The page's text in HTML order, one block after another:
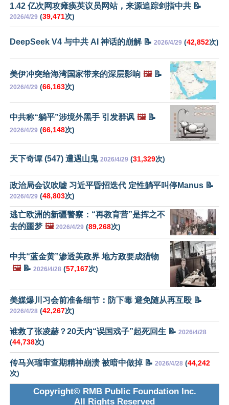
1.42 亿次网攻瘫痪英议员网站，来源追踪剑指中共 📝
2026/4/29 (39,471次)
DeepSeek V4 与中共 AI 神话的崩解 📝 2026/4/29 (42,852次)
美伊冲突给海湾国家带来的深层影响 🖼️📝
2026/4/29 (66,163次)
中共称“躺平”涉境外黑手 引发群讽 🖼️📝
2026/4/29 (66,148次)
天下奇谭 (547) 遭遇山鬼 2026/4/29 (31,329次)
政治局会议吹嘘 习近平昏招迭代 定性躺平叫停Manus 📝
2026/4/29 (48,803次)
逃亡欧洲的新疆警察：“再教育营”是挥之不
去的噩梦 🖼️ 2026/4/29 (89,268次)
中共“蓝金黄”渗透美政界 地方政要成猎物
🖼️📝 2026/4/28 (57,167次)
美媒爆川习会前准备细节：防下毒 避免随从再互殴 📝
2026/4/28 (42,267次)
谁救了张凌赫？20天内“误国戏子”起死回生 📝 2026/4/28
(44,738次)
传马兴瑞审查期精神崩溃 被暗中做掉 📝 2026/4/28 (44,242
次)
Copyright© RMB Public Foundation Inc.
All Rights Reserved